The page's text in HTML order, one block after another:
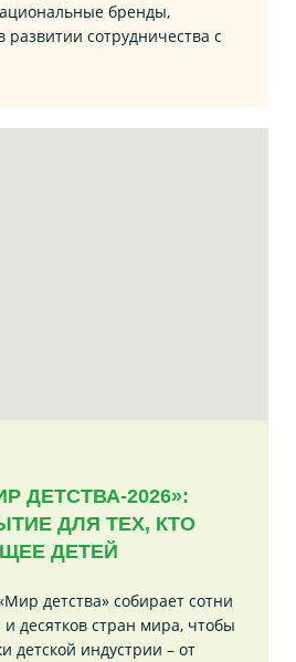
бренды,
сотрудничества с
ДЕТСТВА-2026»:
ДЛЯ ТЕХ, КТО
ДЕТЕЙ
детства» собирает сотни
десятков стран мира, чтобы
детской индустрии – от